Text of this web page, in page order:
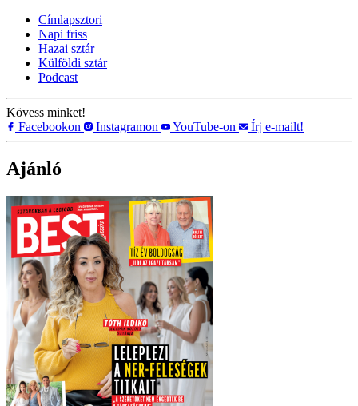
Címlapsztori
Napi friss
Hazai sztár
Külföldi sztár
Podcast
Kövess minket!
Facebookon
Instagramon YouTube-on Írj e-mailt!
Ajánló